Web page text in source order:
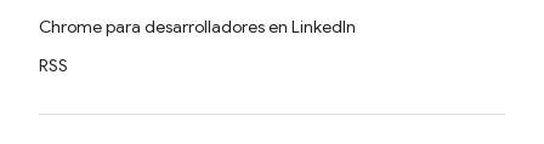
Chrome para desarrolladores en LinkedIn
RSS